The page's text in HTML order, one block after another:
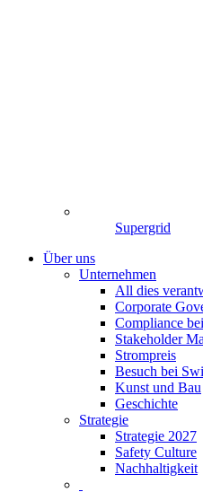
Supergrid
Über uns
Unternehmen
All dies
Corporate
Compliance
Stakeholder
Strompreis
Besuch bei
Kunst und Bau
Geschichte
Strategie
Strategie 2027
Safety Culture
Nachhaltigkeit